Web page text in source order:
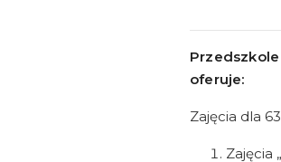
oferuje:
Zajęcia dla
Zajęcia